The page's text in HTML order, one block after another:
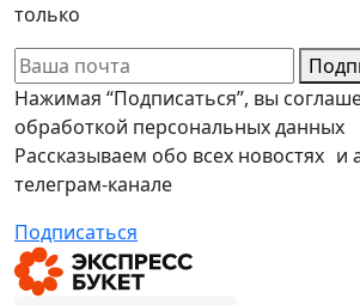
только
Нажимая “Подписаться”, вы
обработкой персональных данных
Рассказываем обо всех новостях и
телеграм-канале
Подписаться